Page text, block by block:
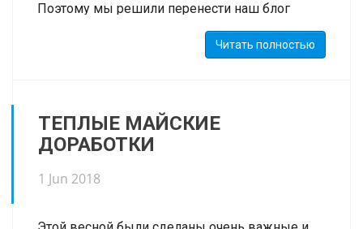
Поэтому мы решили перенести наш блог
прямо в панель управления CRM. В верхнем
правом углу теперь есть иконка
Теперь вы всегда будете в курсе последних
новостей!
Читать полностью
ТЕПЛЫЕ МАЙСКИЕ
ДОРАБОТКИ
1 Jun 2018